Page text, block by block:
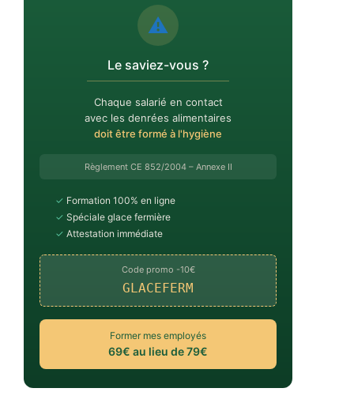
⚠️
Le saviez-vous ?
Chaque salarié en contact
avec les denrées alimentaires
doit être formé à l'hygiène
Règlement CE 852/2004 – Annexe II
✓ Formation 100% en ligne
✓ Spéciale glace fermière
✓ Attestation immédiate
Code promo -10€
GLACEFERM
Former mes employés
69€ au lieu de 79€